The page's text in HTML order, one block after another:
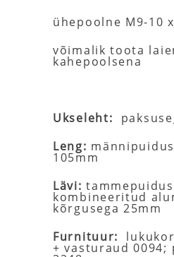
ühepoolne M9-10
võimalik toota
kahepoolsena
Ukseleht:
Leng:
105mm
Lävi:
kombineeritud
kõrgusega 25mm
Furnituur:
+ vasturaud 0094;